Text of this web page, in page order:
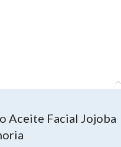
Aceite Facial Jojoba